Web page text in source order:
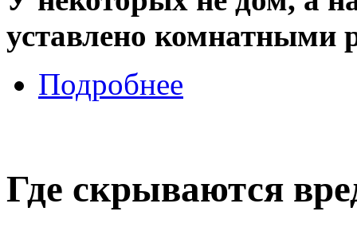
уставлено комнатными
Подробнее
Где скрываются